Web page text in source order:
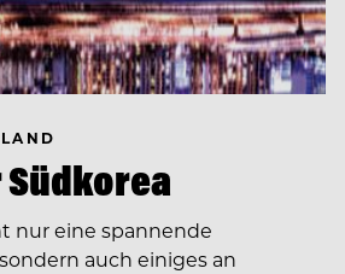
nur eine spannende
auch einiges an